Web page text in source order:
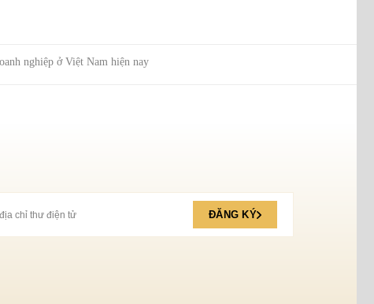
nghiệp ở Việt Nam hiện nay
ĐĂNG KÝ